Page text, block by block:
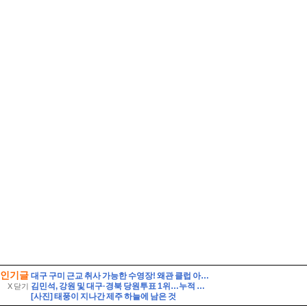
인기글
X 닫기
대구 구미 근교 취사 가능한 수영장! 왜관 클럽 아이리스 아쿠아 솔직 방문기 (준비물·꿀팁 총정리)
김민석, 강원 및 대구·경북 당원투표 1위…누적 합산1.45%P차 박빙
[사진] 태풍이 지나간 제주 하늘에 남은 것